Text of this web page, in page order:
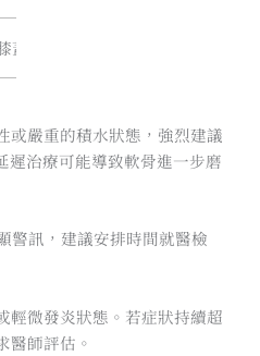
骨感覺有波動感
或嚴重的積水狀態，強烈建議
遲治療可能導致軟骨進一步磨
警訊，建議安排時間就醫檢
輕微發炎狀態。若症狀持續超
醫師評估。